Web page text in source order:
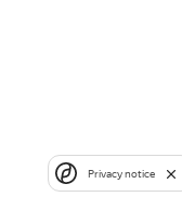
Privacy notice